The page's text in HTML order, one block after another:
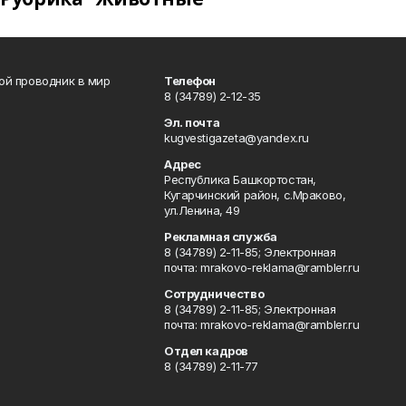
проводник в мир
Телефон
8 (34789) 2-12-35
Эл. почта
kugvestigazeta@yandex.ru
Адрес
Республика Башкортостан,
Кугарчинский район, с.Мраково,
ул.Ленина, 49
Рекламная служба
8 (34789) 2-11-85; Электронная
почта: mrakovo-reklama@rambler.ru
Сотрудничество
8 (34789) 2-11-85; Электронная
почта: mrakovo-reklama@rambler.ru
Отдел кадров
8 (34789) 2-11-77